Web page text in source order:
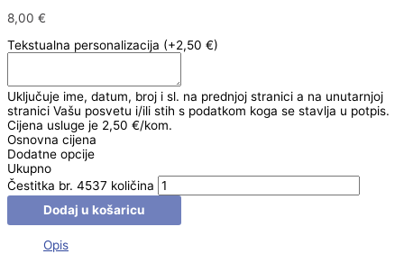
8,00 €
Tekstualna personalizacija (+2,50 €)
Uključuje ime, datum, broj i sl. na prednjoj stranici a na unutarnjoj
stranici Vašu posvetu i/ili stih s podatkom koga se stavlja u potpis.
Cijena usluge je 2,50 €/kom.
Osnovna cijena
Dodatne opcije
Ukupno
Čestitka br. 4537 količina
Dodaj u košaricu
Opis